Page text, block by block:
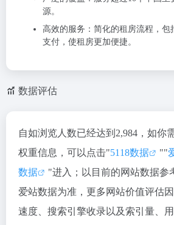
源。
高效的服务 ：简化的租房流程，
支付，使租房更加便捷。
数据评估
自如浏览人数已经达到2,984，如你
权重信息，可以点击"5118数据 ""
数据
"进入；以目前的网站数据参
爱站数据为准，更多网站价值评估
速度、搜索引擎收录以及索引量、